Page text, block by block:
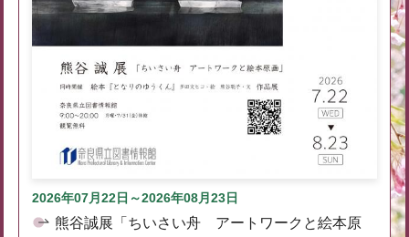
2026年07月22日～2026年08月23日
熊谷誠展「ちいさい舟 アートワークと絵本原